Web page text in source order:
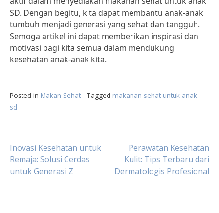
SD. Dengan begitu, kita dapat membantu anak-anak
tumbuh menjadi generasi yang sehat dan tangguh.
Semoga artikel ini dapat memberikan inspirasi dan
motivasi bagi kita semua dalam mendukung
kesehatan anak-anak kita.
Posted in Makan Sehat Tagged makanan sehat untuk anak
sd
Post
navigation
Inovasi Kesehatan untuk
Remaja: Solusi Cerdas
untuk Generasi Z
Perawatan Kesehatan
Kulit: Tips Terbaru dari
Dermatologis Profesional